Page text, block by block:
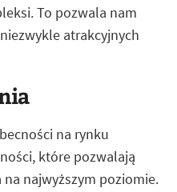
To pozwala nam
atrakcyjnych
na rynku
które pozwalają
najwyższym poziomie.